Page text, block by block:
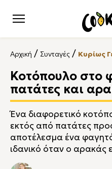
Αρχική / Συνταγές / Κυρίως
Κοτόπουλο στο
πατάτες και
Ένα διαφορετικό
εκτός από πατάτες
αποτέλεσμα ένα
ιδανικό όταν ο αρακάς